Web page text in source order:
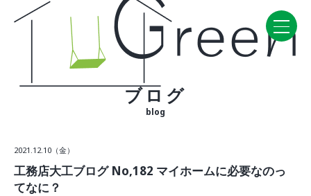
CONCEPT・BUILD
コンセプト
自然素材
ブログ
blog
2021.12.10（金）
工務店大工ブログ No,182 マイホームに必要なのっ
てなに？